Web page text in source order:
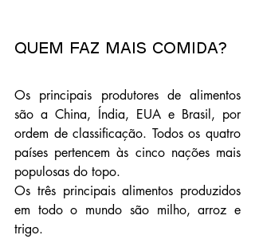
Quem faz mais comida?
Os principais produtores de alimentos
são a China, Índia, EUA e Brasil, por
ordem de classificação. Todos os quatro
países pertencem às cinco nações mais
populosas do topo.
Os três principais alimentos produzidos
em todo o mundo são milho, arroz e
trigo.